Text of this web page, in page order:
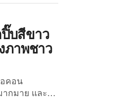
ล่า” รวมถึง
มือนว่าจะ
น้อย เพราะ
พสิ่งมีชีวิตที่
จ้าเสือโฮกปิ๊บ
ณช่างภาพ
เคา
นคน ซึ่งงาน
นสัตว์หลาย ๆ
ปิ๊บสีขาว
ภาพชาว
คอน
ากมาย และ